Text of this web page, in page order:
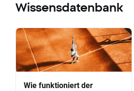
Wissensdatenbank
Wie funktioniert der